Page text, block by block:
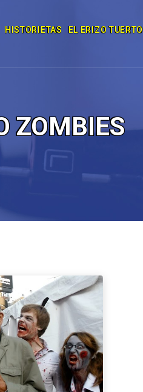
HISTORIETAS EL ERIZO TUERTO
ZOMBIES